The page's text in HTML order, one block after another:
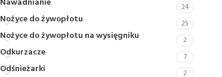
24
Nożyce do żywopłotu 25
Nożyce do żywopłotu na wysięgniku 2
Odkurzacze 7
Odśnieżarki 2